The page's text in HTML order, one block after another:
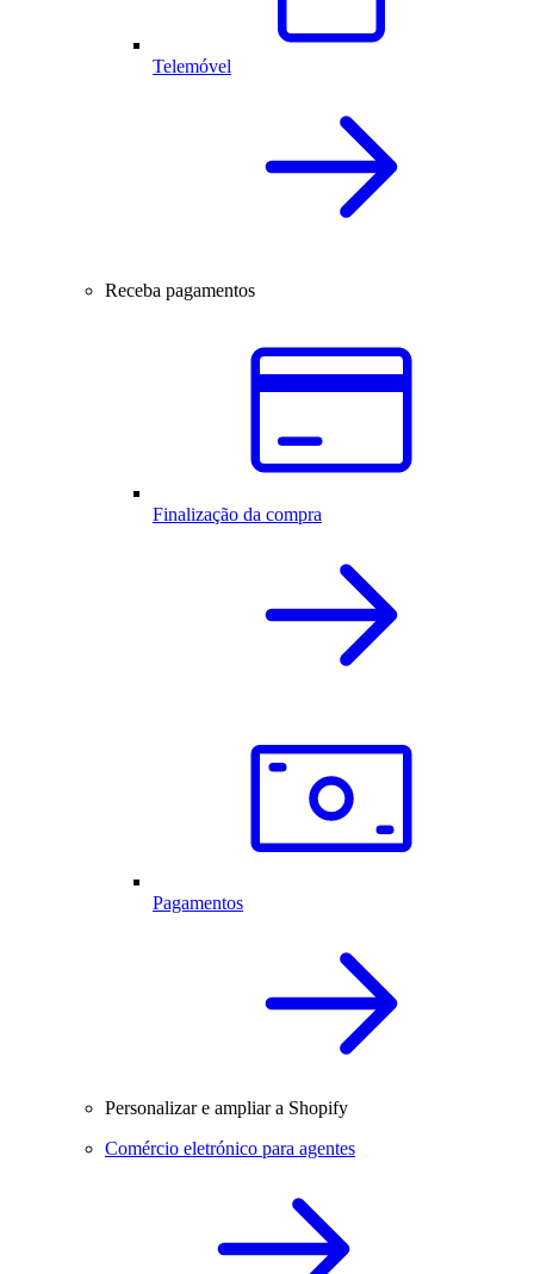
Telemóvel
Receba pagamentos
Finalização da compra
Pagamentos
Personalizar e ampliar a Shopify
Comércio eletrónico para agentes